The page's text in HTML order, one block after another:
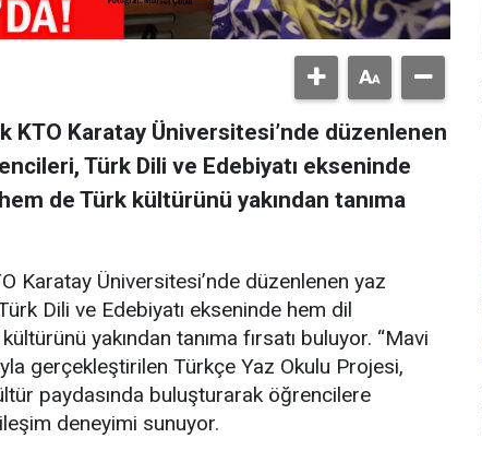
KTO Karatay Üniversitesi’nde düzenlenen
Türk Dili ve Edebiyatı ekseninde
de Türk kültürünü yakından tanıma
Karatay Üniversitesi’nde düzenlenen yaz
Dili ve Edebiyatı ekseninde hem dil
yakından tanıma fırsatı buluyor. “Mavi
gerçekleştirilen Türkçe Yaz Okulu Projesi,
paydasında buluşturarak öğrencilere
deneyimi sunuyor.